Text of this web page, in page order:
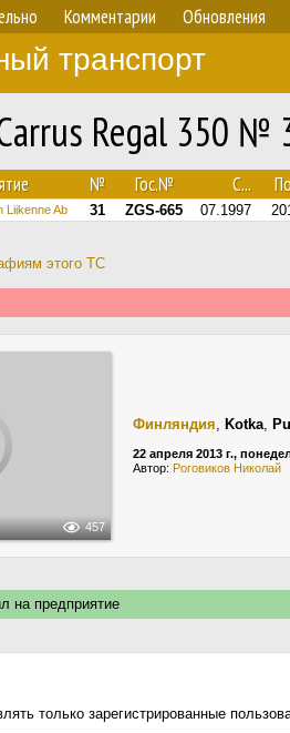
Комментарии Обновления
транспорт
Regal 350 №
№ Гос.№ С...
Liikenne Ab 31 ZGS-665 07.1997
этого ТС
457
Финляндия, Kotka,
22 апреля 2013 г.,
Автор: Роговиков Николай
на предприятие
только зарегистрированные